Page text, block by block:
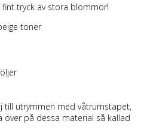
tryck av stora blommor!
toner
till utrymmen med våtrumstapet,
över på dessa material så kallad